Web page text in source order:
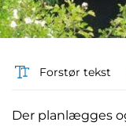
Forstør tekst
Der planlægges